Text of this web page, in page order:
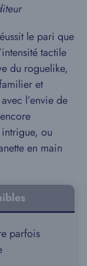
le pari que
tactile
du roguelike,
et
l’envie de
ou
en main
parfois